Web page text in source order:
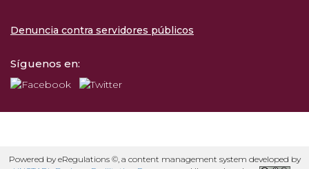
Denuncia contra servidores públicos
Síguenos en:
Powered by eRegulations ©, a content management system developed by